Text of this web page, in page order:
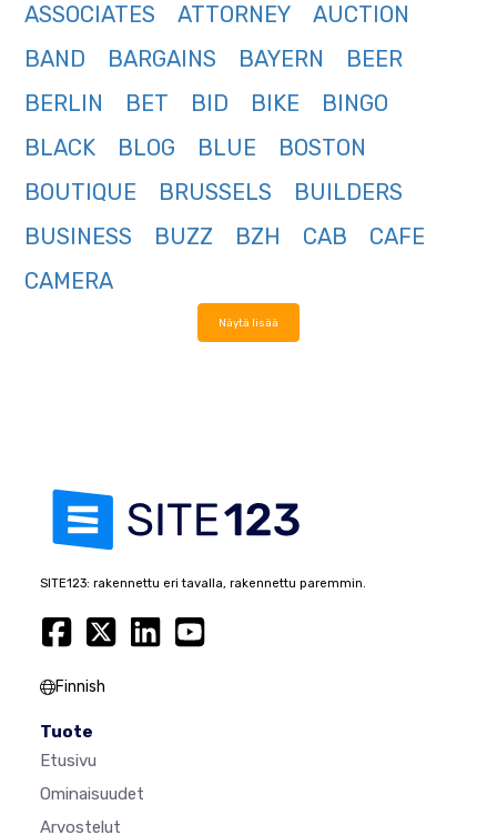
ASSOCIATES
ATTORNEY
AUCTION
BAND
BARGAINS BAYERN
BEER
BERLIN
BET BID BIKE
BINGO
BLACK
BLOG BLUE
BOSTON
BOUTIQUE
BRUSSELS
BUILDERS
BUSINESS
BUZZ BZH CAB
CAFE
CAMERA
Näytä lisää
SITE123: rakennettu eri tavalla, rakennettu paremmin.
Finnish
Tuote
Etusivu
Ominaisuudet
Arvostelut